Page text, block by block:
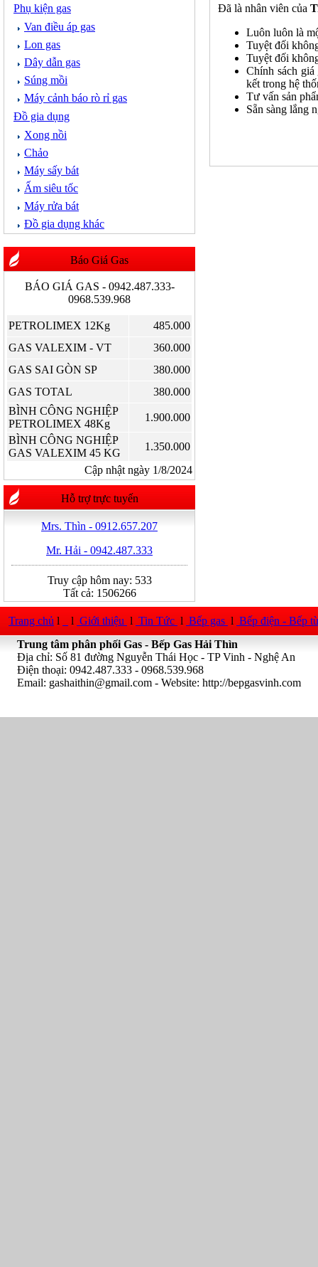
Phụ kiện gas
Van điều áp gas
Lon gas
Dây dẫn gas
Súng mồi
Máy cảnh báo rò rỉ gas
Đồ gia dụng
Xong nồi
Chảo
Máy sấy bát
Ấm siêu tốc
Máy rửa bát
Đồ gia dụng khác
Báo Giá Gas
BÁO GIÁ GAS - 0942.487.333-
0968.539.968
PETROLIMEX 12Kg
485.000
GAS VALEXIM - VT
360.000
GAS SAI GÒN SP
380.000
GAS TOTAL
380.000
BÌNH CÔNG NGHIỆP
PETROLIMEX 48Kg
1.900.000
BÌNH CÔNG NGHIỆP
GAS VALEXIM 45 KG
1.350.000
Cập nhật ngày 1/8/2024
Hỗ trợ trực tuyến
Mrs. Thìn - 0912.657.207
Mr. Hải - 0942.487.333
Truy cập hôm nay: 533
Tất cả: 1506266
Đã là nhân viên của
Luôn luôn là
Tuyệt đối
Tuyệt đối
Chính sách
kết trong hệ
Tư vấn sản
Sẵn sàng lắng
Trang chủ l l Giới thiệu l Tin Tức l Bếp gas l Bếp điện - Bếp
Trung tâm phân phối Gas - Bếp Gas Hải Thìn
Địa chỉ: Số 81 đường Nguyễn Thái Học - TP Vinh - Nghệ An
Điện thoại: 0942.487.333 - 0968.539.968
Email: gashaithin@gmail.com - Website: http://bepgasvinh.com